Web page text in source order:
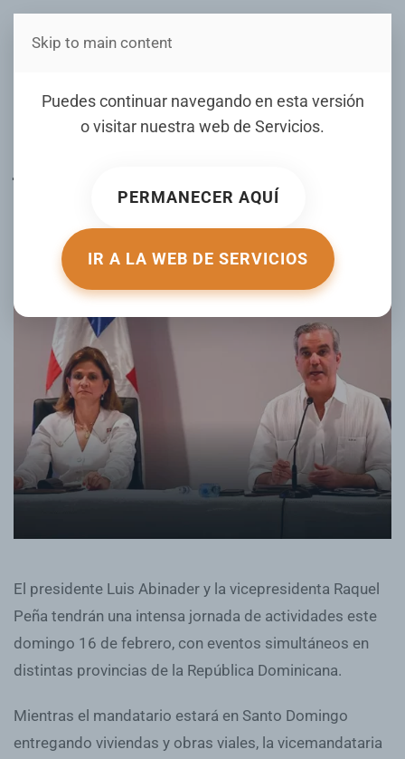
Estás en Telenord Medios
Puedes continuar navegando en esta versión
o visitar nuestra web de Servicios.
PERMANECER AQUÍ
IR A LA WEB DE SERVICIOS
Skip to main content
Luis Abinader y Raquel
Peña tendrán una intensa
separado
ESCRITO POR DIARIOLIBRE.COM EL 16 FEBRERO 2025
PUBLICADO EN
NACIONALES
El presidente Luis Abinader y la vicepresidenta Raquel
Peña tendrán una intensa jornada de actividades este
domingo 16 de febrero, con eventos simultáneos en
distintas provincias de la República Dominicana.
Mientras el mandatario estará en Santo Domingo
entregando viviendas y obras viales, la vicemandataria